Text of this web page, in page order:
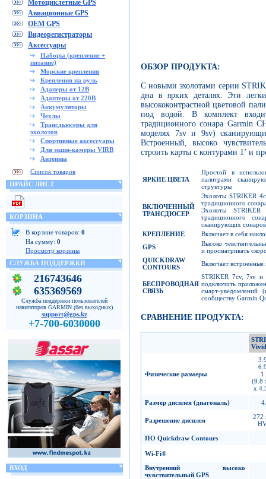
Мотоциклетные GPS
Авиационные GPS
OEM GPS
Видеорегистраторы
Аксессуары
Наборы (крепление +
питание)
Морские крепления
Крепления на руль
Адаперы от 12В
Адаптеры от 220В
Аккумуляторы
Чехлы
Трансдьюсеры для
эхолотов
Спортивные аксессуары
Для экшн-камеры VIRB
Антенны
Список товаров
ПРАЙС ЛИСТ
КОРЗИНА
В корзине товаров: 0
На сумму: 0
Просмотр корзины
СЛУЖБА ПОДДЕРЖКИ
216743646
635369569
Служба поддержки пользователей
навигаторов GARMIN (без выходных)
support@gps.kz
+7-700-6030000
ВХОД
ОБЗОР ПРОДУКТА:
С новыми эхолотами серии
дна в ярких деталях. Эти
высококонтрастной цветовой
под водой. В комплект
традиционного сонара Garmin
моделях 7sv и 9sv)
Встроенный, высоко
строить карты с контурами 1’ и
ЯРКИЕ ЦВЕТА
Простой в
палитрами
структуры
ВКЛЮЧЕННЫЙ
ТРАНСДЮСЕР
Эхолоты STRIKER
традиционного
Эхолоты
традиционного
сканирующих сонаров
КРЕПЛЕНИЕ
Включает в себя
GPS
Высоко
и просматривать
QUICKDRAW
CONTOURS
Включает
БЕСПРОВОДНАЯ
СВЯЗЬ
STRIKER 7cv, 7sv и
подключить
смарт-
сообществу Garmin
СРАВНЕНИЕ ПРОДУКТА:
Vivid
Физические размеры
(9.8
x
Размер дисплея (диагональ)
Разрешение дисплея
272
ПО Quickdraw Contours
Wi-Fi®
Внутренний высоко
чувствительный GPS